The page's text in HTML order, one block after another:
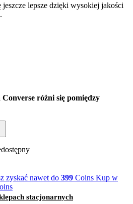
lepsze dzięki wysokiej jakości
różni się pomiędzy
zyskać nawet do 399 Coins Kup w
stacjonarnych